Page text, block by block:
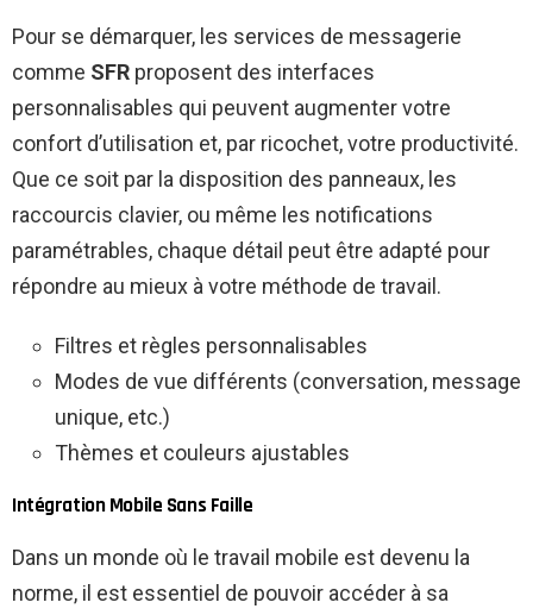
Pour se démarquer, les services de messagerie
comme SFR proposent des interfaces
personnalisables qui peuvent augmenter votre
confort d’utilisation et, par ricochet, votre productivité.
Que ce soit par la disposition des panneaux, les
raccourcis clavier, ou même les notifications
paramétrables, chaque détail peut être adapté pour
répondre au mieux à votre méthode de travail.
Filtres et règles personnalisables
Modes de vue différents (conversation, message
unique, etc.)
Thèmes et couleurs ajustables
Intégration Mobile Sans Faille
Dans un monde où le travail mobile est devenu la
norme, il est essentiel de pouvoir accéder à sa